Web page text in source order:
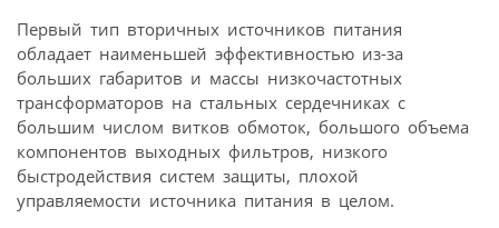
Первый тип вторичных источников питания
обладает наименьшей эффективностью из-за
больших габаритов и массы низкочастотных
трансформаторов на стальных сердечниках с
большим числом витков обмоток, большого объема
компонентов выходных фильтров, низкого
быстродействия систем защиты, плохой
управляемости источника питания в целом.